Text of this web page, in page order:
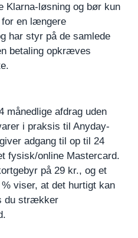
Klarna-løsning og bør kun
for en længere
har styr på de samlede
betaling opkræves
månedlige afdrag uden
i praksis til Anyday-
adgang til op til 24
fysisk/online Mastercard.
på 29 kr., og et
viser, at det hurtigt kan
du strækker